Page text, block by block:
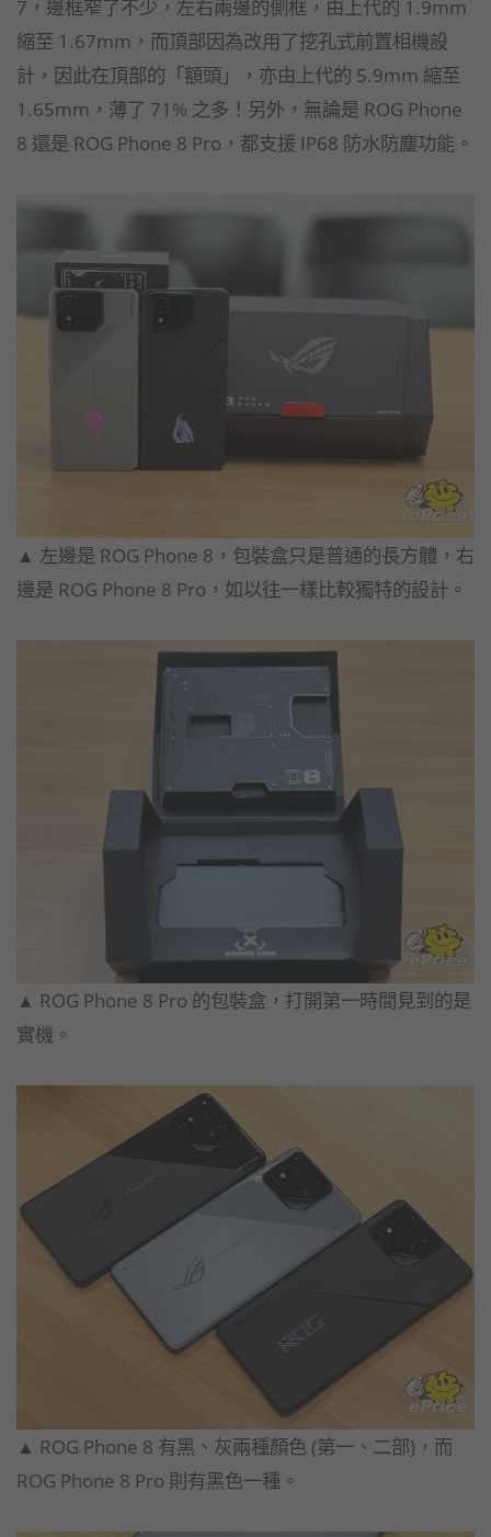
7，邊框窄了不少，左右兩邊的側框，由上代的 1.9mm
縮至 1.67mm，而頂部因為改用了挖孔式前置相機設
計，因此在頂部的「額頭」，亦由上代的 5.9mm 縮至
1.65mm，薄了 71% 之多！另外，無論是 ROG Phone
8 還是 ROG Phone 8 Pro，都支援 IP68 防水防塵功能。
▲ 左邊是 ROG Phone 8，包裝盒只是普通的長方體，右
邊是 ROG Phone 8 Pro，如以往一樣比較獨特的設計。
▲ ROG Phone 8 Pro 的包裝盒，打開第一時間見到的是
實機。
▲ ROG Phone 8 有黑、灰兩種顏色 (第一、二部)，而
ROG Phone 8 Pro 則有黑色一種。